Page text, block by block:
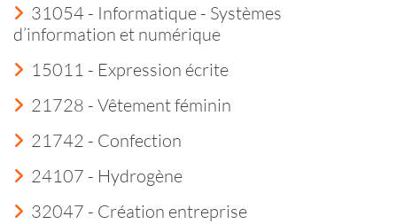
31054 - Informatique - Systèmes
d’information et numérique
15011 - Expression écrite
21728 - Vêtement féminin
21742 - Confection
24107 - Hydrogène
32047 - Création entreprise